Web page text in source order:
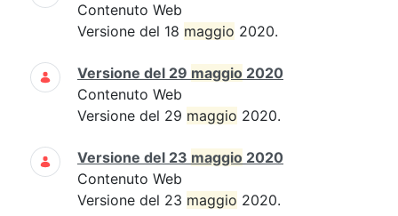
Contenuto Web
Versione del 18 maggio 2020.
Versione del 29 maggio 2020
Contenuto Web
Versione del 29 maggio 2020.
Versione del 23 maggio 2020
Contenuto Web
Versione del 23 maggio 2020.